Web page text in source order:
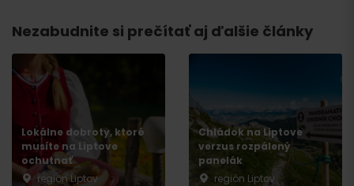
Nezabudnite si prečítať aj ďalšie články
Lokálne dobroty, ktoré
musíte na Liptove
ochutnať
región Liptov
Chládok na Liptove
verzus rozpálený
panelák
región Liptov